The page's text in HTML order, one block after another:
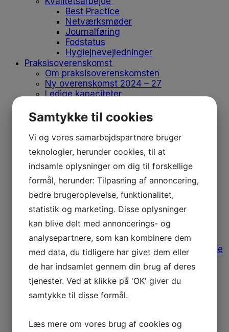
Best Practice
Netværksmøder
Journalføring
Fodstatus
Hygiejnevejledninger
Praksisoverenskomst
Om praksisoverenskomsten
Ny overenskomst 2024 – 27
Ledige kapaciteter
Ny med ydernummer
Opsig eller overdrag ydernummer
Vikar og medhjælp
Flyt klinik
Produkter på positivlisten
Afregn med regionen
Medlemskab
Medlemskab
Bliv medlem
Kontingent
Forsikringer
Afregning af udgifter
Medlemstilbud
Bomærke, varemærke og designguide
Medlemsfordele
Leverandørliste
Job og klinikker til salg
Fodens Dag
Studerende
Medlemsfordele for studerende
Samtykke til cookies
Vi og vores samarbejdspartnere bruger
teknologier, herunder cookies, til at
indsamle oplysninger om dig til forskellige
formål, herunder: Tilpasning af annoncering,
bedre brugeroplevelse, funktionalitet,
statistik og marketing. Disse oplysninger
kan blive delt med annoncerings- og
analysepartnere, som kan kombinere dem
med data, du tidligere har givet dem eller
de har indsamlet gennem din brug af deres
tjenester. Ved at klikke på 'OK' giver du
samtykke til disse formål.
Læs mere om vores brug af cookies og